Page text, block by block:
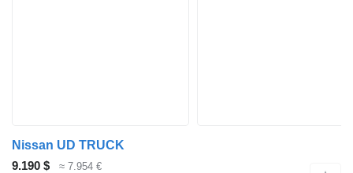
Nissan UD TRUCK
9.190 $
≈ 7.954 €